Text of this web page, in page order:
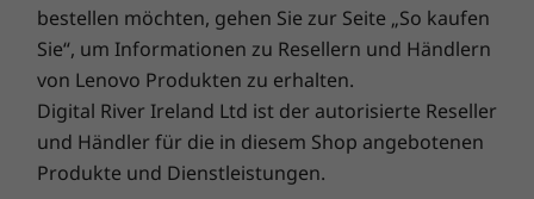
Raum
Remote-
Management von
Geräten im Raum
HDMI 2.1 (unterstützt eine Auflösung von bis zu 4K
bei 60 Hz)
Kopfhörer- / Mikrofon-Kombianschluss
Ethernet (RJ45)
Bei den Übertragungsgeschwindigkeiten für USB-Anschlüsse handelt es sich um
ungefähre Angaben. Abhängig von vielen Faktoren wie der Rechenkapazität von Host
-2x USB-A (USB 10 Gbit/s)
-Ethernet (RJ45)
bestellen möchten, gehen Sie zur Seite „So kaufen
Sie“, um Informationen zu Resellern und Händlern
von Lenovo Produkten zu erhalten.
Digital River Ireland Ltd ist der autorisierte Reseller
und Händler für die in diesem Shop angebotenen
Produkte und Dienstleistungen.